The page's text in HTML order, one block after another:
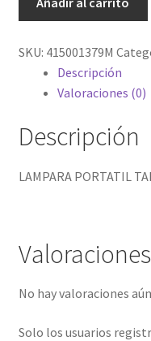
620440
LED
cantidad
SKU: 415001379M
Descripción
Valoraciones (0)
Descripción
LAMPARA PORTATIL
Valoraciones
No hay valoraciones
Solo los usuarios